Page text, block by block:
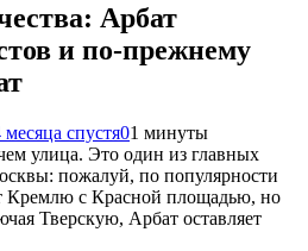
Арбат
и по-прежнему
месяца спустя01 минуты
улица. Это один из главных
пожалуй, по популярности
Кремлю с Красной площадью, но
Тверскую, Арбат оставляет